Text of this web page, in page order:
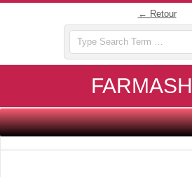
← Retour
Primary
Navigation